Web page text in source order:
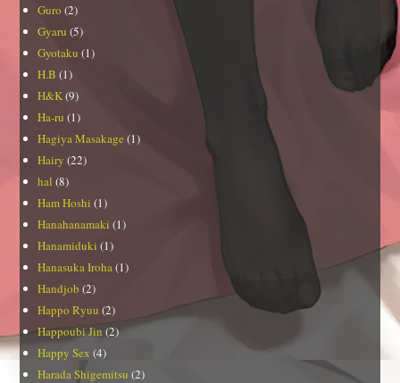
Guro (2)
Gyaru (5)
Gyotaku (1)
H.B (1)
H&K(9)
Ha-ru (1)
Hagiya Masakage (1)
Hairy (22)
hal (8)
Ham Hoshi (1)
Hanahanamaki (1)
Hanamiduki (1)
Hanasuka Iroha(1)
Handjob (2)
Happo Ryuu (2)
Happoubi Jin (2)
Happy Sex (4)
Harada Shigemitsu (2)